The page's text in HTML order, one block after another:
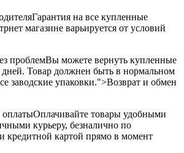
Гарантия на все купленные
магазине варьируется от условий
проблемВы можете вернуть купленные
дней. Товар должнен быть в нормальном
заводские упаковки.">Возврат и обмен
оплатыОплачивайте товары удобными
курьеру, безналично по
кредитной картой прямо в момент